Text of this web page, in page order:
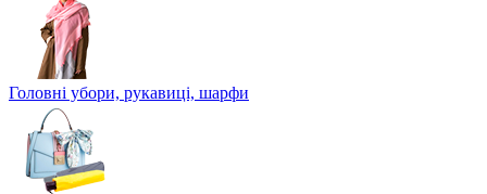
Головні убори, рукавиці, шарфи